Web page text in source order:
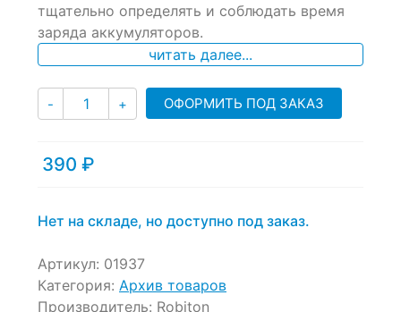
тщательно определять и соблюдать время
заряда аккумуляторов.
читать далее...
- Количество
+ ОФОРМИТЬ ПОД ЗАКАЗ
390 ₽
Нет на складе, но доступно под заказ.
Артикул: 01937
Категория: Архив товаров
Производитель: Robiton